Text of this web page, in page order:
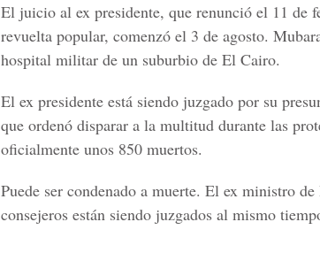
El juicio al ex presidente, que renunció el 11 de
revuelta popular, comenzó el 3 de agosto.
hospital militar de un suburbio de El Cairo.
El ex presidente está siendo juzgado por su
que ordenó disparar a la multitud durante las
oficialmente unos 850 muertos.
Puede ser condenado a muerte. El ex ministro
consejeros están siendo juzgados al mismo